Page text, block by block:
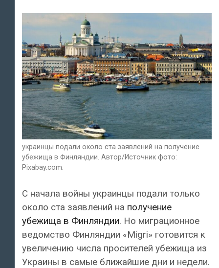
украинцы подали около ста заявлений на получение
убежища в Финляндии. Автор/Источник фото:
Pixabay.com.
С начала войны украинцы подали только
около ста заявлений на получение
убежища в Финляндии. Но миграционное
ведомство Финляндии «Migri» готовится к
увеличению числа просителей убежища из
Украины в самые ближайшие дни и недели.